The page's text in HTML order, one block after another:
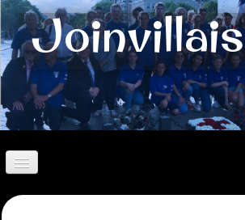
Joinvillais